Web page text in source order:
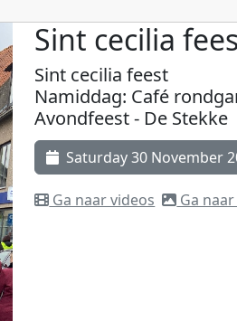
Sint cecilia
Sint cecilia feest
Namiddag: Café
Avondfeest - De Stekke
Saturday 30 November
Ga naar videos Ga